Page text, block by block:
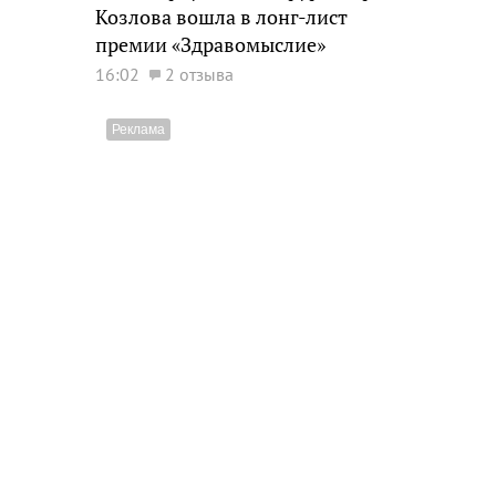
Козлова вошла в лонг-лист
премии «Здравомыслие»
16:02 2 отзыва